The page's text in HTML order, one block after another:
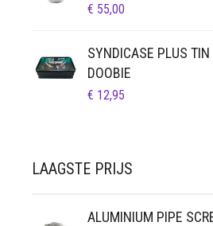
€ 55,00
SYNDICASE PLUS
DOOBIE
€ 12,95
LAAGSTE PRIJS
ALUMINIUM PIPE